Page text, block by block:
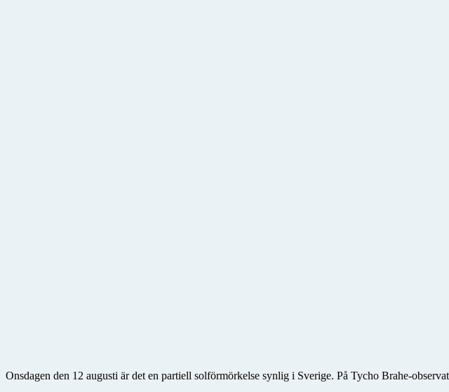
Onsdagen den 12 augusti är det en partiell solförmörkelse synlig i Sverige. På Tycho Brahe-